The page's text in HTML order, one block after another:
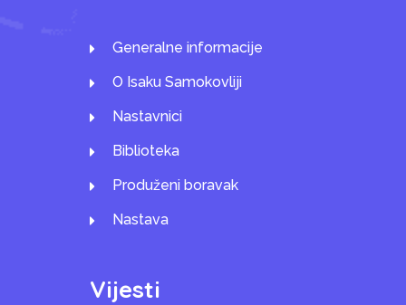
Generalne informacije
O Isaku Samokovliji
Nastavnici
Biblioteka
Produženi boravak
Nastava
Vijesti